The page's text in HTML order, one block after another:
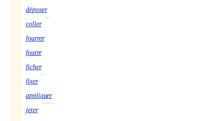
déposer
coller
fourrer
foutre
ficher
fixer
appliquer
jeter